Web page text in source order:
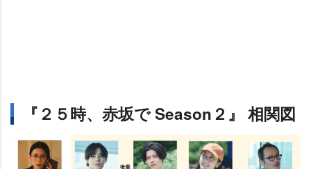
『２５時、赤坂で Season２』 相関図